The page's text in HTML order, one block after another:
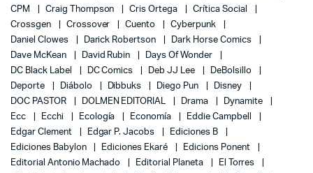
CPM
Craig Thompson Cris Ortega
Crítica Social
Crossgen
Crossover Cuento
Cyberpunk
Daniel Clowes
Darick Robertson
Dark Horse Comics
Dave McKean
David Rubin
Days Of Wonder
DC Black Label
DC Comics Deb JJ Lee
DeBolsillo
Deporte
Diábolo Dibbuks Diego Pun
Disney
DOC PASTOR
DOLMEN EDITORIAL Drama
Dynamite
Ecc
Ecchi Ecología Economía
Eddie Campbell
Edgar Clement
Edgar P. Jacobs
Ediciones B
Ediciones Babylon
Ediciones Ekaré
Edicions Ponent
Editorial Antonio Machado
Editorial Planeta
El Torres